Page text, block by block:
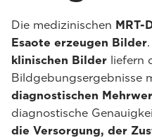
Die medizinischen MRT-
Esaote erzeugen Bilder
klinischen Bilder liefern
Bildgebungsergebnisse
diagnostischen
diagnostische
die Versorgung, der